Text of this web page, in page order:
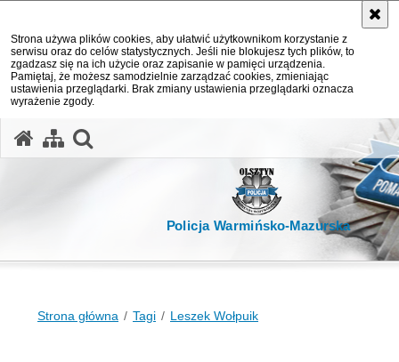
Strona używa plików cookies, aby ułatwić użytkownikom korzystanie z
serwisu oraz do celów statystycznych. Jeśli nie blokujesz tych plików, to
zgadzasz się na ich użycie oraz zapisanie w pamięci urządzenia.
Pamiętaj, że możesz samodzielnie zarządzać cookies, zmieniając
ustawienia przeglądarki. Brak zmiany ustawienia przeglądarki oznacza
wyrażenie zgody.
Policja Warmińsko-Mazurska
Strona główna Tagi Leszek Wołpuik